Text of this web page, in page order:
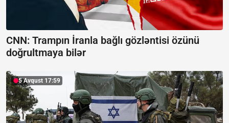
CNN: Trampın İranla bağlı gözləntisi özünü
doğrultmaya bilər
5 Avqust 17:59